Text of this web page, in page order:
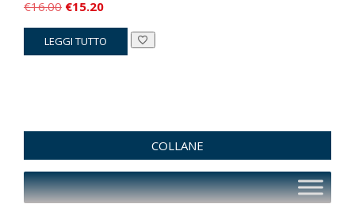
€16.00 Il
prezzo
originale
€15.20Il
prezzo
attuale
LEGGI TUTTO
COLLANE